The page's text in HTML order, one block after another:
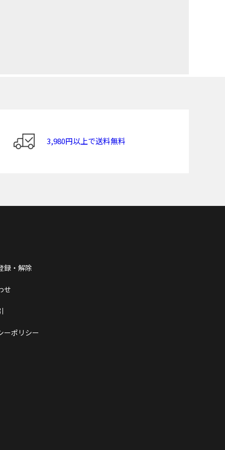
3,980円以上で送料無料
録・解除
せ
ーポリシー